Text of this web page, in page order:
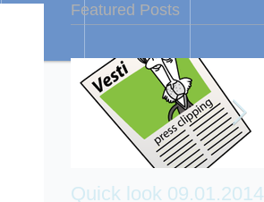
Featured Posts
Quick look 09.01.2014